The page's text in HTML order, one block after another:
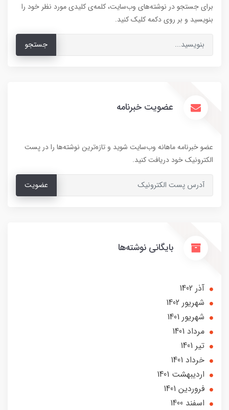
برای جستجو در نوشته‌های وب‌سایت، کلمه‌ی کلیدی مورد نظر خود را
بنویسید و بر روی دکمه کلیک کنید.
جستجو
عضویت خبرنامه
عضو خبرنامه ماهانه وب‌سایت شوید و تازه‌ترین نوشته‌ها را در پست
الکترونیک خود دریافت کنید.
عضویت
بایگانی نوشته‌ها
آذر 1402
شهریور 1402
شهریور 1401
مرداد 1401
تير 1401
خرداد 1401
ارديبهشت 1401
فروردین 1401
اسفند 1400